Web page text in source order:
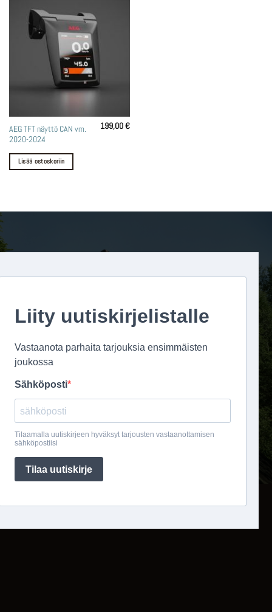
AEG TFT näyttö CAN vm.
2020-2024
199,00€
Lisää ostoskoriin